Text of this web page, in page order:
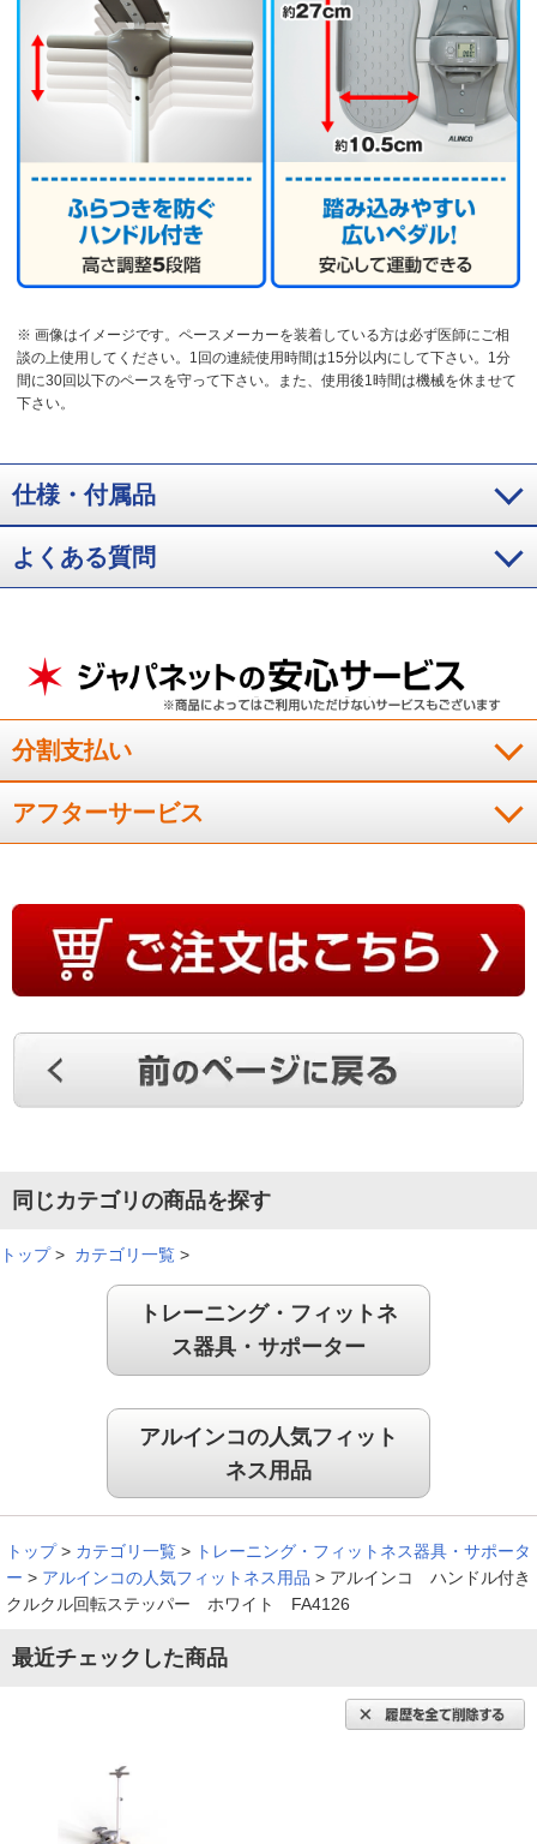
※ 画像はイメージです。ペースメーカーを装着している方は必ず医師にご相
談の上使用してください。1回の連続使用時間は15分以内にして下さい。1分
間に30回以下のペースを守って下さい。また、使用後1時間は機械を休ませて
下さい。
仕様・付属品
よくある質問
分割支払い
アフターサービス
同じカテゴリの商品を探す
トップ> カテゴリ一覧 >
トレーニング・フィットネ
ス器具・サポーター
アルインコの人気フィット
ネス用品
トップ > カテゴリ一覧 > トレーニング・フィットネス器具・サポータ
ー > アルインコの人気フィットネス用品 > アルインコ ハンドル付き
クルクル回転ステッパー ホワイト FA4126
最近チェックした商品